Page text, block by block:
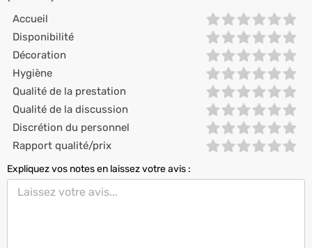
Accueil
Disponibilité
Décoration
Hygiène
Qualité de la prestation
Qualité de la discussion
Discrétion du personnel
Rapport qualité/prix
Expliquez vos notes en laissez votre avis :